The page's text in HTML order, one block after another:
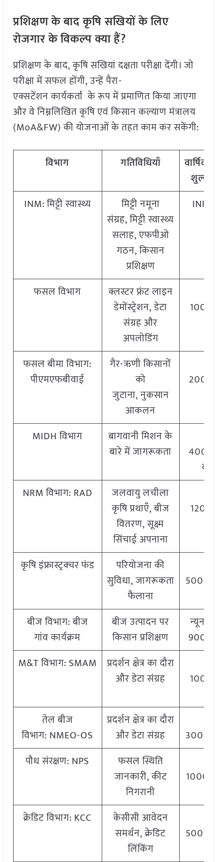
प्रशिक्षण के बाद कृषि सखियों के लिए
रोजगार के विकल्प क्या हैं?
प्रशिक्षण के बाद, कृषि सखियां दक्षता परीक्षा देंगी। जो
परीक्षा में सफल होंगी, उन्हें पैरा-
एक्सटेंशन कार्यकर्ता के रूप में प्रमाणित किया जाएगा
और वे निम्नलिखित कृषि एवं किसान कल्याण मंत्रालय
(MoA&FW) की योजनाओं के तहत काम कर सकेंगी:
विभाग गतिविधियाँ वार्षिक
शुल्क
INM: मिट्टी स्वास्थ्य
मिट्टी नमूना
संग्रह, मिट्टी स्वास्थ्य
सलाह, एफपीओ
गठन, किसान
प्रशिक्षण
INR
फसल विभाग
क्लस्टर फ्रंट लाइन
डेमोंस्ट्रेशन, डेटा
संग्रह और
अपलोडिंग
फसल बीमा विभाग:
पीएमएफबीवाई
गैर-ऋणी किसानों
को
जुटाना, नुकसान
आकलन
MIDH विभाग
बागवानी मिशन के
बारे में जागरूकता
40000
NRM विभाग: RAD
जलवायु लचीला
कृषि प्रथाएँ, बीज
वितरण, सूक्ष्म
सिंचाई अपनाना
कृषि इंफ्रास्ट्रक्चर फंड
परियोजना की
सुविधा, जागरूकता
फैलाना
5000
बीज विभाग: बीज
गांव कार्यक्रम
बीज उत्पादन पर
किसान प्रशिक्षण
900
M&T विभाग: SMAM
प्रदर्शन क्षेत्र का दौरा
और डेटा संग्रह
तेल बीज
विभाग: NMEO-OS
प्रदर्शन क्षेत्र का दौरा
और डेटा संग्रह
3000
पौध संरक्षण: NPS
फसल स्थिति
जानकारी, कीट
निगरानी
1000
क्रेडिट विभाग: KCC
केसीसी आवेदन
समर्थन, क्रेडिट
लिंकिंग
5000